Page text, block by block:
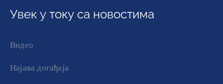
Увек у току са новостима
Видео
Најава догађаја